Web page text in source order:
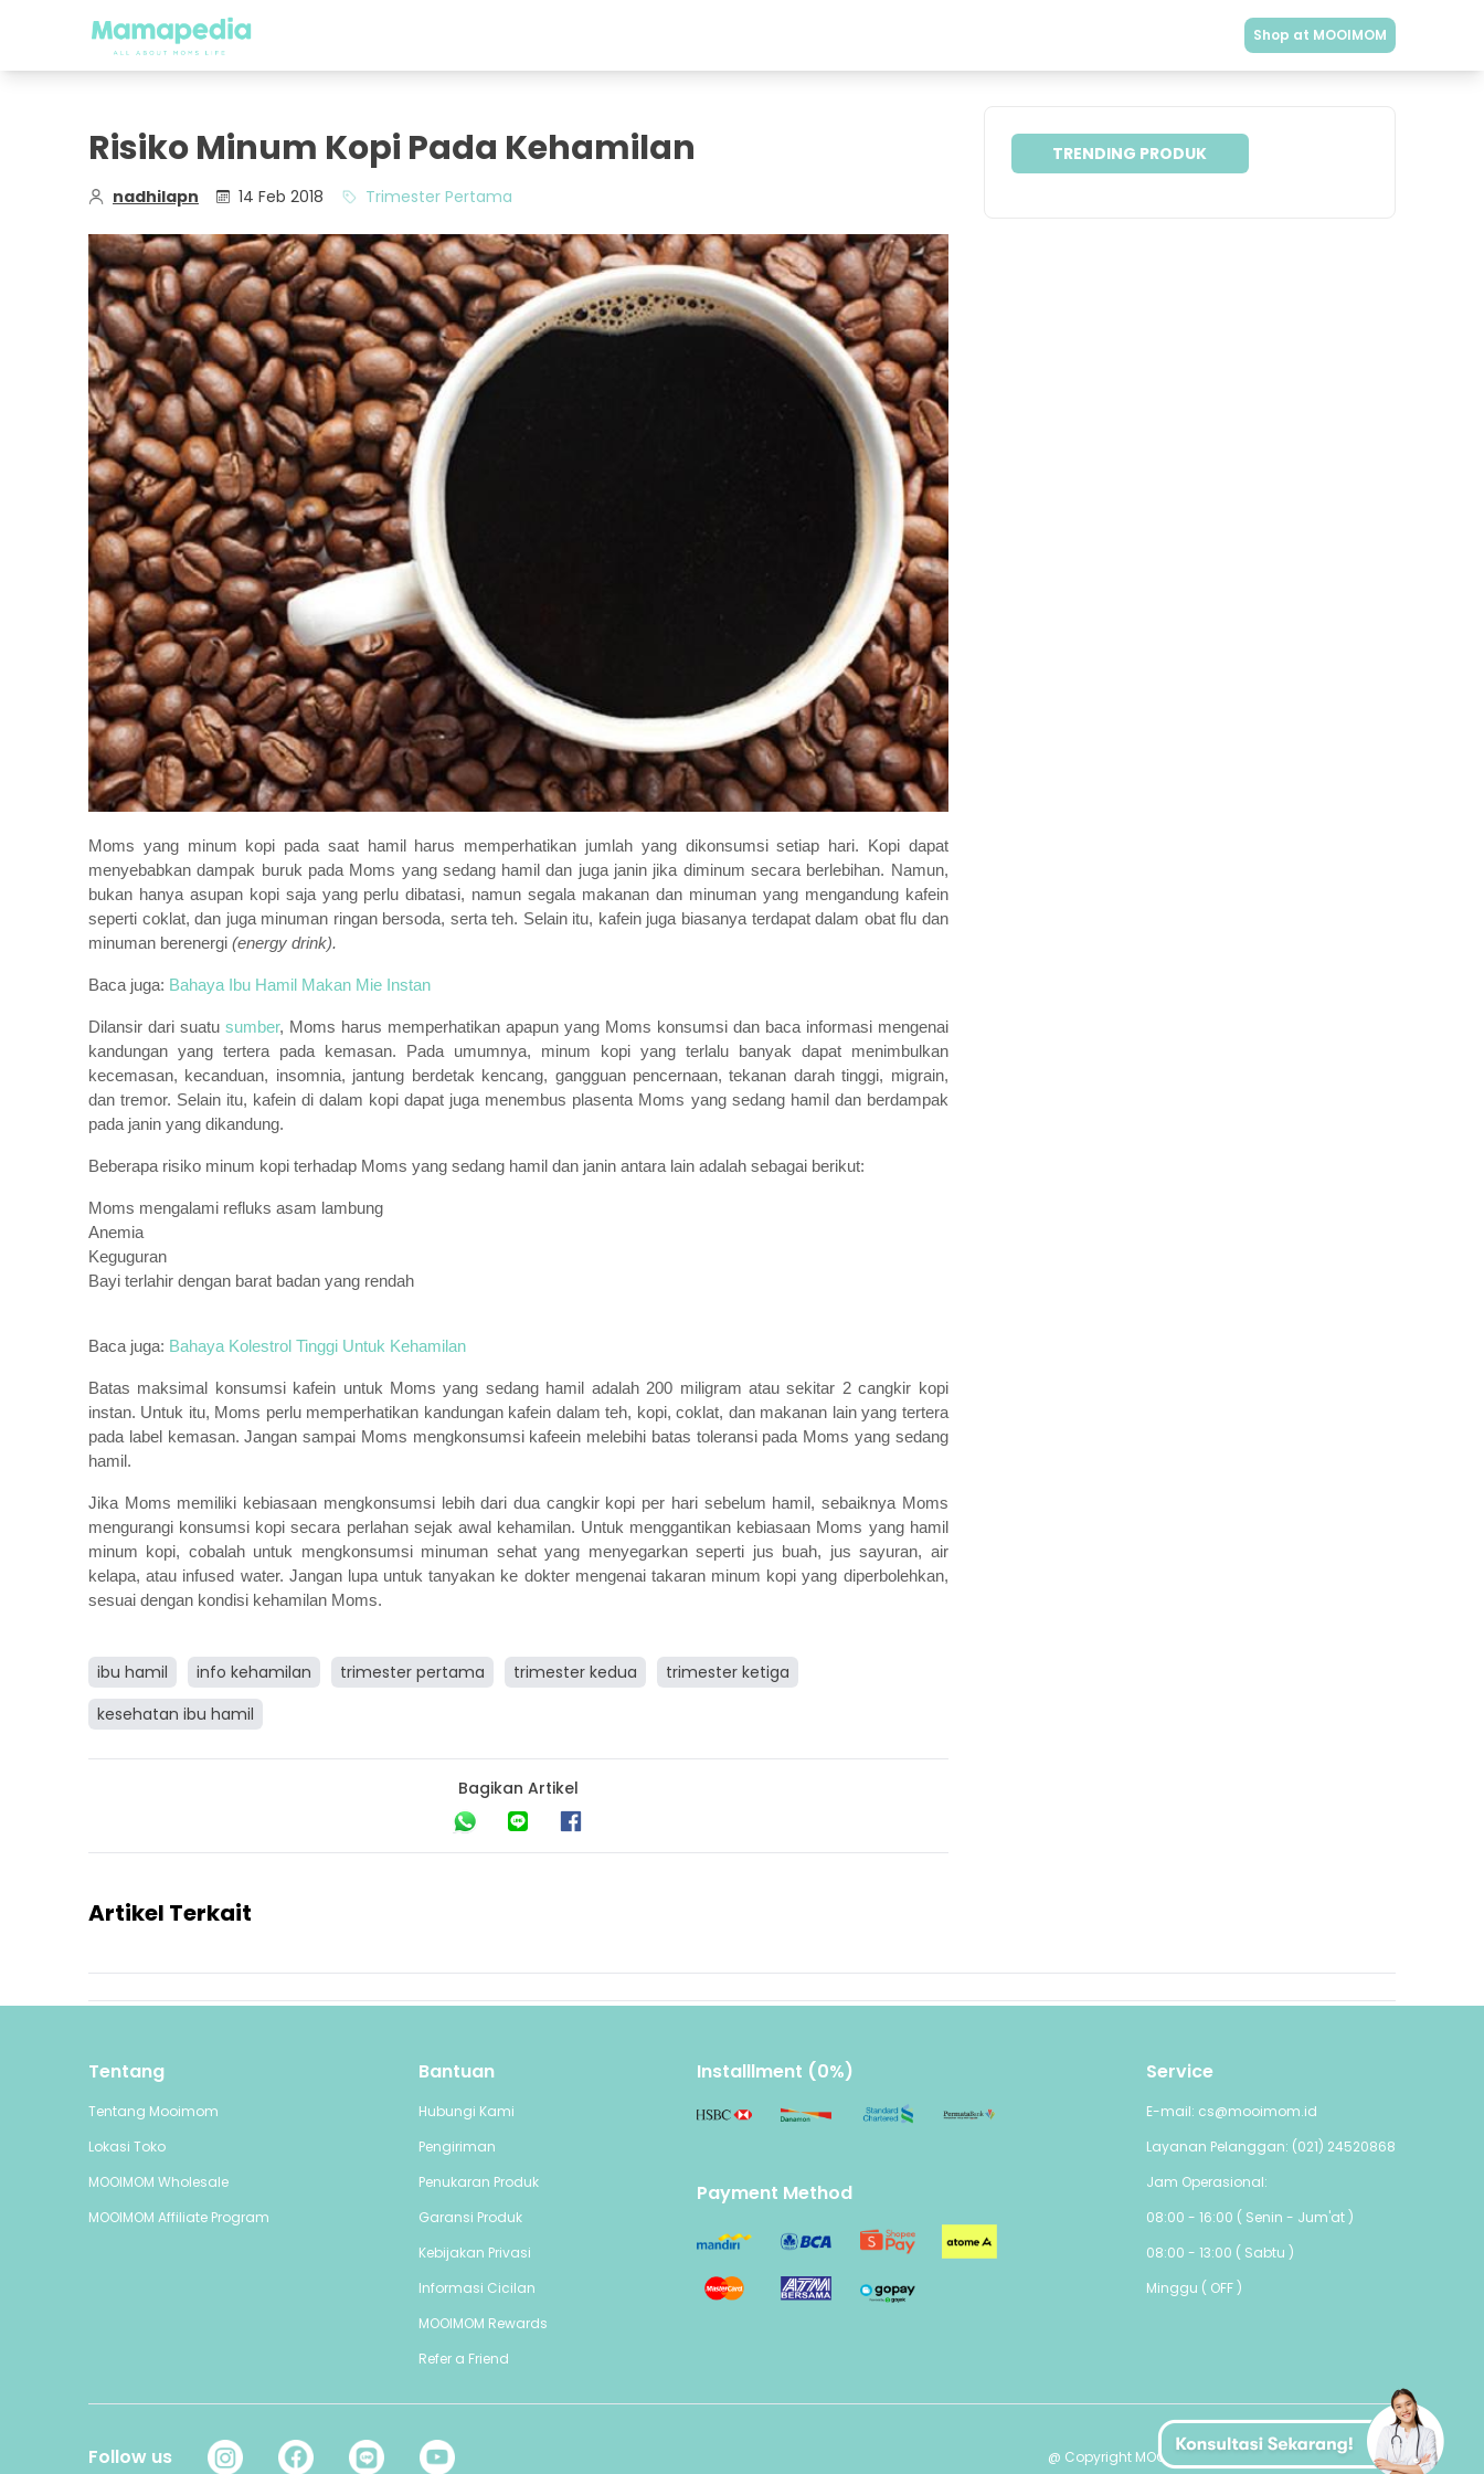
Shop at MOOIMOM
Risiko Minum Kopi Pada Kehamilan
nadhilapn 14 Feb 2018 Trimester Pertama
Moms yang minum kopi pada saat hamil harus memperhatikan jumlah yang dikonsumsi setiap hari. Kopi dapat
menyebabkan dampak buruk pada Moms yang sedang hamil dan juga janin jika diminum secara berlebihan. Namun,
bukan hanya asupan kopi saja yang perlu dibatasi, namun segala makanan dan minuman yang mengandung kafein
seperti coklat, dan juga minuman ringan bersoda, serta teh. Selain itu, kafein juga biasanya terdapat dalam obat flu dan
minuman berenergi (energy drink).
Baca juga: Bahaya Ibu Hamil Makan Mie Instan
Dilansir dari suatu sumber, Moms harus memperhatikan apapun yang Moms konsumsi dan baca informasi mengenai
kandungan yang tertera pada kemasan. Pada umumnya, minum kopi yang terlalu banyak dapat menimbulkan
kecemasan, kecanduan, insomnia, jantung berdetak kencang, gangguan pencernaan, tekanan darah tinggi, migrain,
dan tremor. Selain itu, kafein di dalam kopi dapat juga menembus plasenta Moms yang sedang hamil dan berdampak
pada janin yang dikandung.
Beberapa risiko minum kopi terhadap Moms yang sedang hamil dan janin antara lain adalah sebagai berikut:
Moms mengalami refluks asam lambung
Anemia
Keguguran
Bayi terlahir dengan barat badan yang rendah
Baca juga: Bahaya Kolestrol Tinggi Untuk Kehamilan
Batas maksimal konsumsi kafein untuk Moms yang sedang hamil adalah 200 miligram atau sekitar 2 cangkir kopi
instan. Untuk itu, Moms perlu memperhatikan kandungan kafein dalam teh, kopi, coklat, dan makanan lain yang tertera
pada label kemasan. Jangan sampai Moms mengkonsumsi kafeein melebihi batas toleransi pada Moms yang sedang
hamil.
Jika Moms memiliki kebiasaan mengkonsumsi lebih dari dua cangkir kopi per hari sebelum hamil, sebaiknya Moms
mengurangi konsumsi kopi secara perlahan sejak awal kehamilan. Untuk menggantikan kebiasaan Moms yang hamil
minum kopi, cobalah untuk mengkonsumsi minuman sehat yang menyegarkan seperti jus buah, jus sayuran, air
kelapa, atau infused water. Jangan lupa untuk tanyakan ke dokter mengenai takaran minum kopi yang diperbolehkan,
sesuai dengan kondisi kehamilan Moms.
ibu hamil info kehamilan trimester pertama trimester kedua
trimester ketiga
kesehatan ibu hamil
Bagikan Artikel
TRENDING PRODUK
Artikel Terkait
Tentang
Tentang Mooimom
Lokasi Toko
MOOIMOM Wholesale
MOOIMOM Affiliate Program
Bantuan
Hubungi Kami
Pengiriman
Penukaran Produk
Garansi Produk
Kebijakan Privasi
Informasi Cicilan
MOOIMOM Rewards
Refer a Friend
Installlment (0%)
Payment Method
Service
E-mail: cs@mooimom.id
Layanan Pelanggan: (021) 24520868
Jam Operasional:
08:00 - 16:00 ( Senin - Jum'at )
08:00 - 13:00 ( Sabtu )
Minggu ( OFF )
Follow us @ Copyright MOOIMOM PTE. LTD - All Rights Reserved